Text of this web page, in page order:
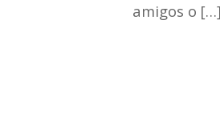
amigos o […]